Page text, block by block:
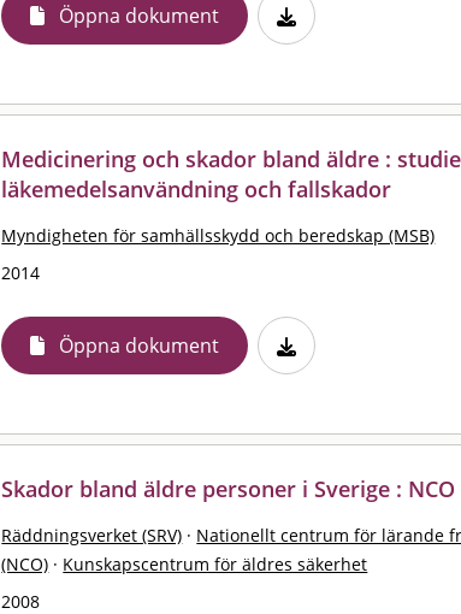
Öppna dokument
Medicinering och skador bland äldre :
läkemedelsanvändning och fallskador
Myndigheten för samhällsskydd och beredskap (MSB)
2014
Öppna dokument
Skador bland äldre personer i Sverige : NCO
Räddningsverket (SRV) · Nationellt centrum för lärande
(NCO) · Kunskapscentrum för äldres säkerhet
2008